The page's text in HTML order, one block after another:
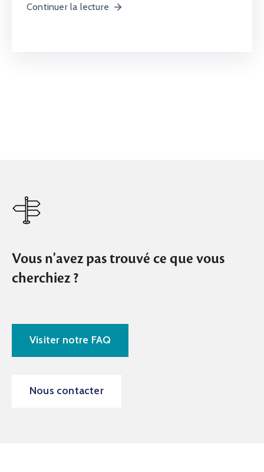
Continuer la lecture
Vous n'avez pas trouvé ce que vous
cherchiez ?
Visiter notre FAQ
Nous contacter